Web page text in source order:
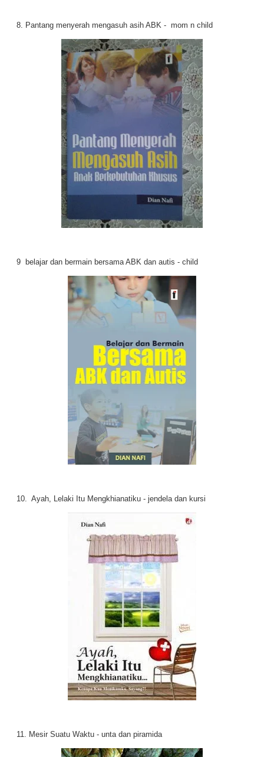
8. Pantang menyerah mengasuh asih ABK - mom n child
9 belajar dan bermain bersama ABK dan autis - child
10. Ayah, Lelaki Itu Mengkhianatiku - jendela dan kursi
11. Mesir Suatu Waktu - unta dan piramida